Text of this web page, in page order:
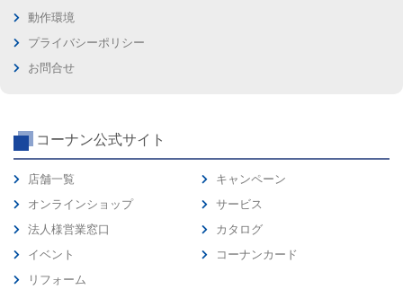
動作環境
プライバシーポリシー
お問合せ
コーナン公式サイト
店舗一覧
オンラインショップ
法人様営業窓口
イベント
リフォーム
キャンペーン
サービス
カタログ
コーナンカード